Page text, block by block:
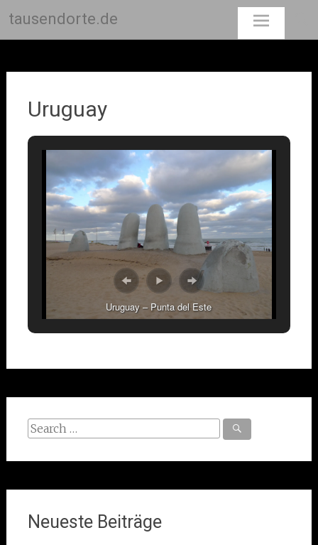
tausendorte.de
Uruguay
Uruguay – Punta del Este
Search
Neueste Beiträge